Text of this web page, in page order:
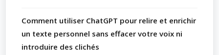
Comment utiliser ChatGPT pour relire et enrichir
un texte personnel sans effacer votre voix ni
introduire des clichés